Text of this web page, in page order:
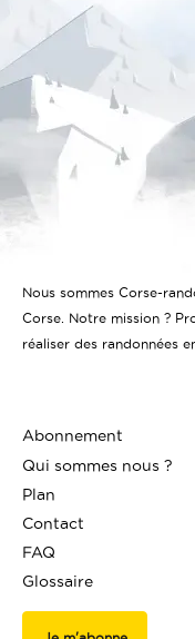
Nous sommes Corse-
Corse. Notre mission ?
réaliser des randonnées
Abonnement
Qui sommes nous ?
Plan
Contact
FAQ
Glossaire